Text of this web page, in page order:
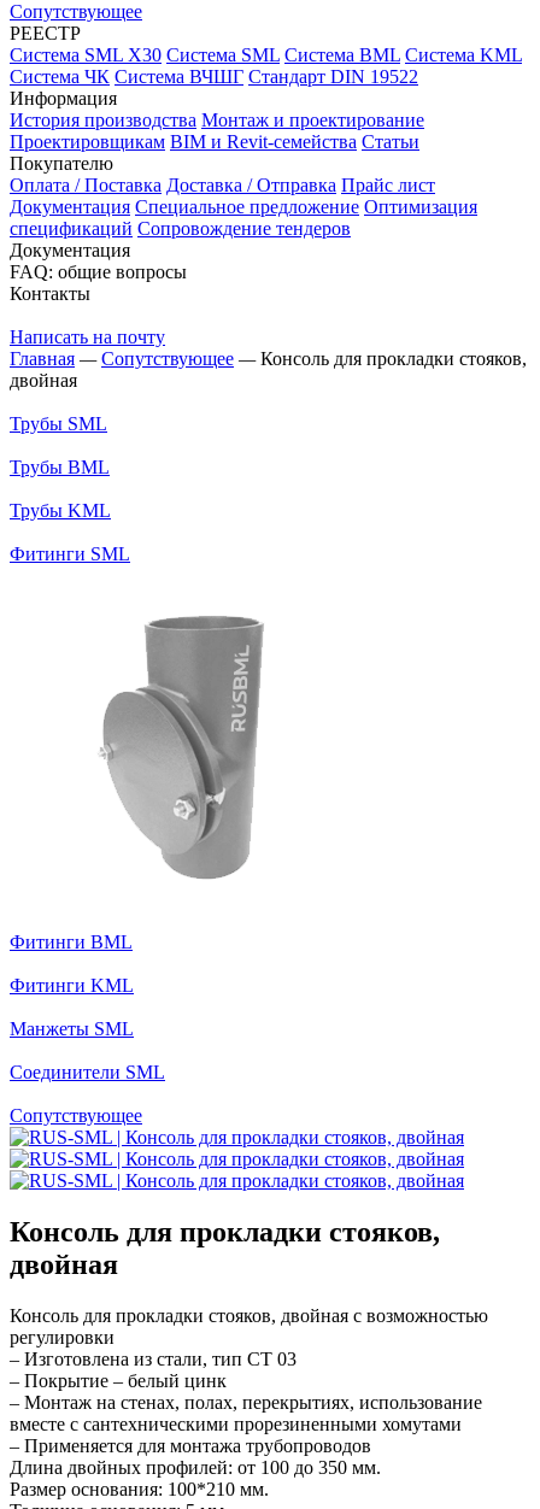
Сопутствующее
РЕЕСТР
Система SML X30 Система SML Система BML Система KML
Система ЧК Система ВЧШГ Стандарт DIN 19522
Информация
История производства Монтаж и проектирование
Проектировщикам BIM и Revit-семейства Статьи
Покупателю
Оплата / Поставка Доставка / Отправка Прайс лист
Документация Специальное предложение Оптимизация
спецификаций Сопровождение тендеров
Документация
FAQ: общие вопросы
Контакты
Написать на почту
Главная — Сопутствующее — Консоль для прокладки стояков,
двойная
Трубы SML
Трубы BML
Трубы KML
Фитинги SML
Фитинги BML
Фитинги KML
Манжеты SML
Соединители SML
Сопутствующее
Консоль для прокладки стояков,
двойная
Консоль для прокладки стояков, двойная с возможностью
регулировки
– Изготовлена из стали, тип СТ 03
– Покрытие – белый цинк
– Монтаж на стенах, полах, перекрытиях, использование
вместе с сантехническими прорезиненными хомутами
– Применяется для монтажа трубопроводов
Длина двойных профилей: от 100 до 350 мм.
Размер основания: 100*210 мм.